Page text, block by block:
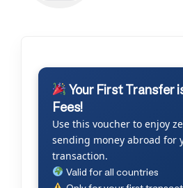
Your First Transfer
Fees!
Use this voucher to enjoy
sending money abroad for
transaction.
Valid for all countries